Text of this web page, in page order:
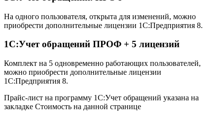
На одного пользователя, открыта для изменений, можно
приобрести дополнительные лицензии 1С:Предприятия 8.
1С:Учет обращений ПРОФ + 5 лицензий
Комплект на 5 одновременно работающих пользователей,
можно приобрести дополнительные лицензии
1С:Предприятия 8.
Прайс-лист на программу 1С:Учет обращений указана на
закладке Стоимость на данной странице